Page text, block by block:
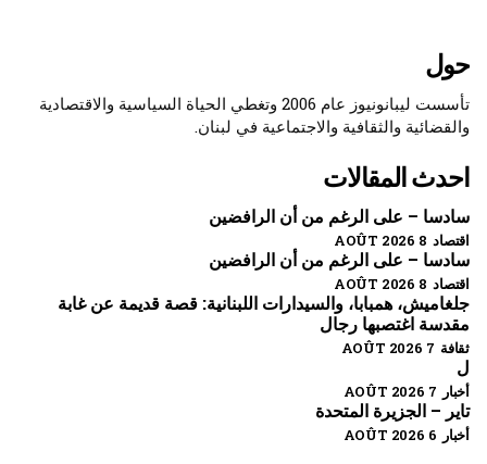
حول
تأسست ليبانونيوز عام 2006 وتغطي الحياة السياسية والاقتصادية
والقضائية والثقافية والاجتماعية في لبنان.
احدث المقالات
سادسا – على الرغم من أن الرافضين
اقتصاد 8 AOÛT 2026
سادسا – على الرغم من أن الرافضين
اقتصاد 8 AOÛT 2026
جلغاميش، همبابا، والسيدارات اللبنانية: قصة قديمة عن غابة
مقدسة اغتصبها رجال
ثقافة 7 AOÛT 2026
ل
أخبار 7 AOÛT 2026
تاير – الجزيرة المتحدة
أخبار 6 AOÛT 2026